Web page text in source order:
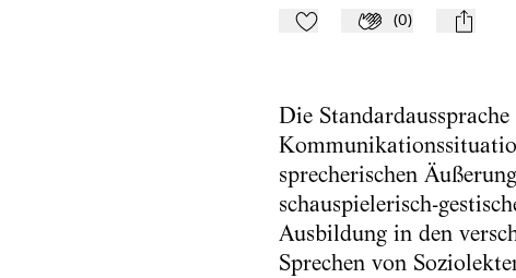
Zu Mein-TdZ hinzufügen
Applaudieren
(0) mail
Die
sprecherischen
schauspielerisch-
Ausbildung in den
Sprechen von